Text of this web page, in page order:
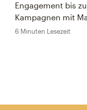
Engagement bis
Kampagnen mit
6 Minuten Lesezeit